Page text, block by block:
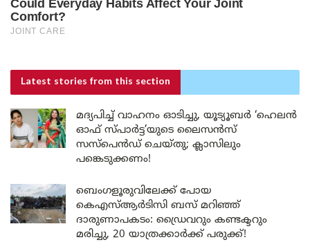
Latest stories from this section
മദ്യപിച്ച് വാഹനം ഓടിച്ചു, യൂട്യൂബർ ‘ഹെലൻ
ഓഫ് സ്പാർട്ട’യുടെ ലൈസൻസ്
സസ്പെൻഡ് ചെയ്തു; ക്ലാസിലും
പങ്കെടുക്കണം!
ബെംഗളൂരുവിലേക്ക് പോയ
കെഎസ്ആർടിസി ബസ് മറിഞ്ഞ്
ദാരുണാപകടം: ഡ്രൈവറും കണ്ടക്ടറും
മരിച്ചു, 20 യാത്രക്കാർക്ക് പരുക്ക്!